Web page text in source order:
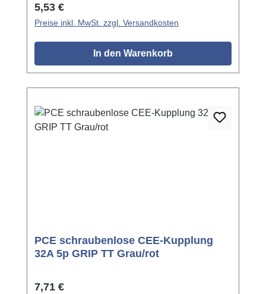
Regulärer Preis:
5,53 €
Preise inkl. MwSt. zzgl. Versandkosten
In den Warenkorb
PCE schraubenlose CEE-Kupplung
32A 5p GRIP TT Grau/rot
Regulärer Preis:
7,71 €